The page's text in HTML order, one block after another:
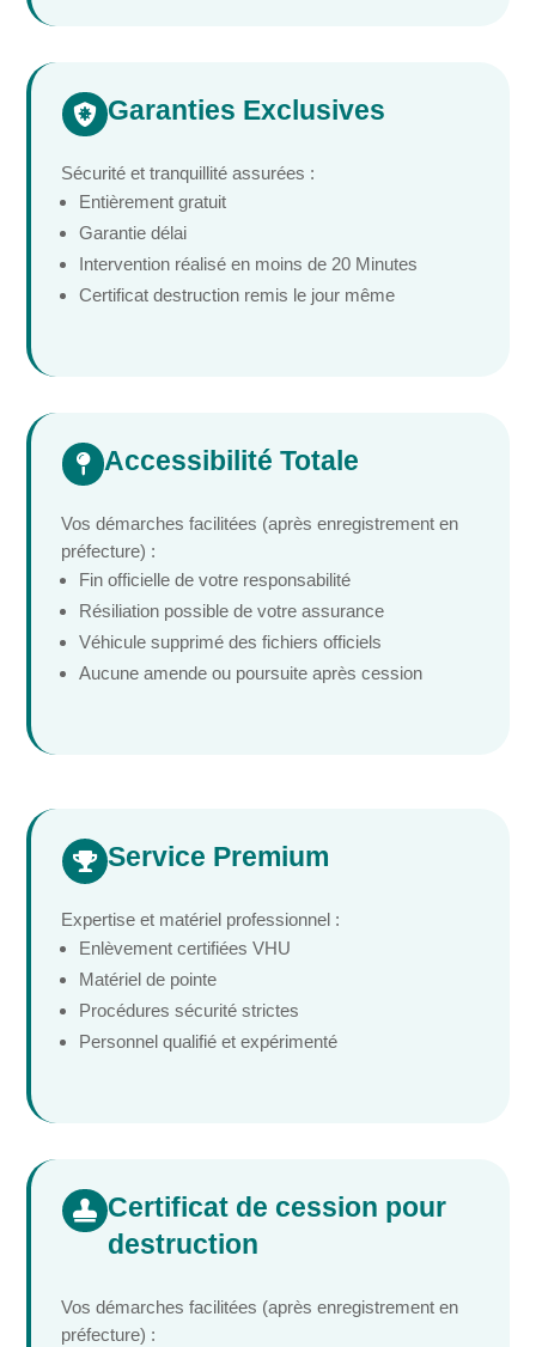
 Garanties Exclusives
Sécurité et tranquillité assurées :
Entièrement gratuit
Garantie délai
Intervention réalisé en moins de 20 Minutes
Certificat destruction remis le jour même
 Accessibilité Totale
Vos démarches facilitées (après enregistrement en
préfecture) :
Fin officielle de votre responsabilité
Résiliation possible de votre assurance
Véhicule supprimé des fichiers officiels
Aucune amende ou poursuite après cession
 Service Premium
Expertise et matériel professionnel :
Enlèvement certifiées VHU
Matériel de pointe
Procédures sécurité strictes
Personnel qualifié et expérimenté
 Certificat de cession pour
destruction
Vos démarches facilitées (après enregistrement en
préfecture) :